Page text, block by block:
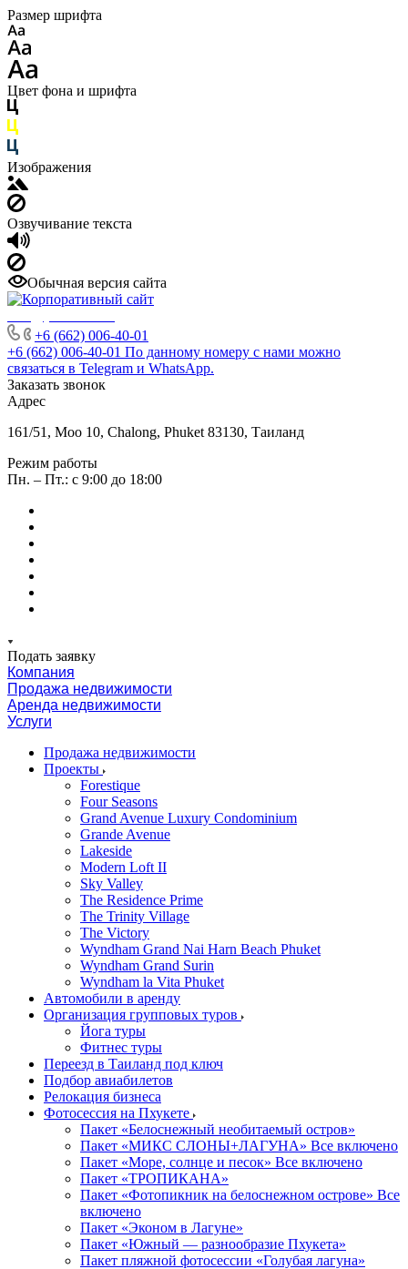
Размер шрифта
Цвет фона и шрифта
Изображения
Озвучивание текста
Обычная версия сайта
+6 (662) 006-40-01
+6 (662) 006-40-01 По данному номеру с нами можно
связаться в Telegram и WhatsApp.
Заказать звонок
Адрес
161/51, Moo 10, Chalong, Phuket 83130, Таиланд
Режим работы
Пн. – Пт.: с 9:00 до 18:00
Подать заявку
Компания
Продажа недвижимости
Аренда недвижимости
Услуги
Продажа недвижимости
Проекты
Forestique
Four Seasons
Grand Avenue Luxury Condominium
Grande Avenue
Lakeside
Modern Loft II
Sky Valley
The Residence Prime
The Trinity Village
The Victory
Wyndham Grand Nai Harn Beach Phuket
Wyndham Grand Surin
Wyndham la Vita Phuket
Автомобили в аренду
Организация групповых туров
Йога туры
Фитнес туры
Переезд в Таиланд под ключ
Подбор авиабилетов
Релокация бизнеса
Фотоcессия на Пхукете
Пакет «Белоснежный необитаемый остров»
Пакет «МИКС СЛОНЫ+ЛАГУНА» Все включено
Пакет «Море, солнце и песок» Все включено
Пакет «ТРОПИКАНА»
Пакет «Фотопикник на белоснежном острове» Все
включено
Пакет «Эконом в Лагуне»
Пакет «Южный — разнообразие Пхукета»
Пакет пляжной фотосессии «Голубая лагуна»